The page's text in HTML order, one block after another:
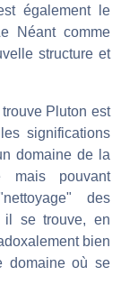
également le
Néant comme
structure et
Pluton est
significations
domaine de la
mais pouvant
des
il se trouve, en
bien
domaine où se